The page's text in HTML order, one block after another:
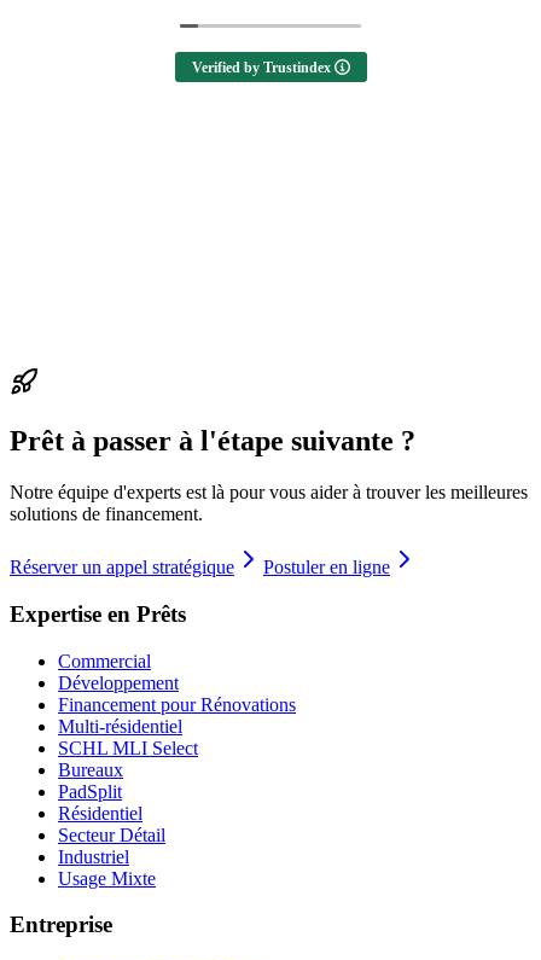
Verified by Trustindex
Prêt à passer à l'étape suivante ?
Notre équipe d'experts est là pour vous aider à trouver les meilleures
solutions de financement.
Réserver un appel stratégique Postuler en ligne
Expertise en Prêts
Commercial
Développement
Financement pour Rénovations
Multi-résidentiel
SCHL MLI Select
Bureaux
PadSplit
Résidentiel
Secteur Détail
Industriel
Usage Mixte
Entreprise